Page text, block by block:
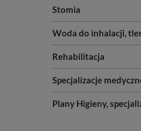
Stomia
Woda do inhalacji,
Rehabilitacja
Specjalizacje
Plany Higieny,